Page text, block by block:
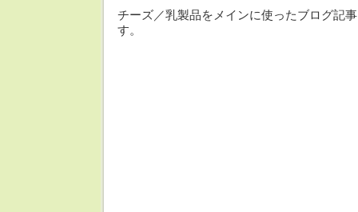
チーズ／乳製品をメインに使ったブログ記
す。